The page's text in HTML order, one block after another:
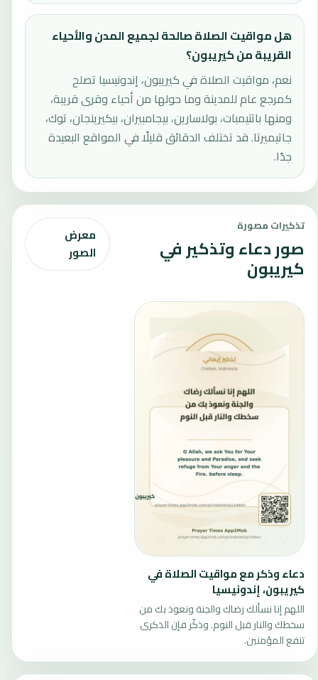
هل مواقيت الصلاة صالحة لجميع المدن والأحياء
القريبة من كيريبون؟
نعم، مواقيت الصلاة في كيريبون، إندونيسيا تصلح
كمرجع عام للمدينة وما حولها من أحياء وقرى قريبة،
ومنها باتتيمبات، بولاسارين، بيجامبيران، بيكيرينجان، توك،
جاتيميرتا. قد تختلف الدقائق قليلًا في المواقع البعيدة
جدًا.
تذكيرات مصورة
صور دعاء وتذكير في
كيريبون
معرض
الصور
دعاء وذكر مع مواقيت الصلاة في
كيريبون، إندونيسيا
اللهم إنا نسألك رضاك والجنة ونعوذ بك من
سخطك والنار قبل النوم. وذكّر فإن الذكرى
تنفع المؤمنين.